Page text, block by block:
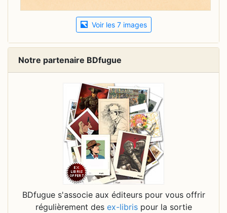
Voir les 7 images
Notre partenaire BDfugue
BDfugue s'associe aux éditeurs pour vous offrir
régulièrement des ex-librispour la sortie